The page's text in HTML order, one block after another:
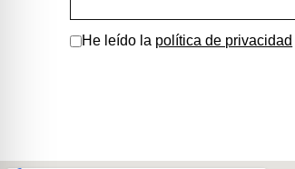
He leído la política de privacidad